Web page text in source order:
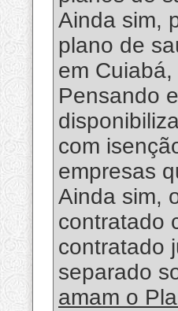
Ainda sim,
plano de
em
Pensando
com
empresas
Ainda sim,
contratado
contratado
separado
amam o